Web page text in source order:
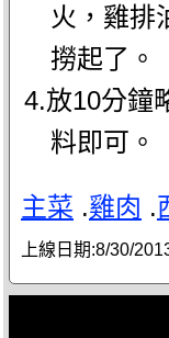
火，雞排
撈起了。
4.放10分鐘
料即可。
主菜 .雞肉 .
上線日期:8/30/